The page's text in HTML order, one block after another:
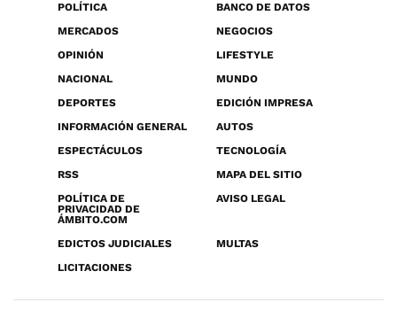
POLÍTICA
BANCO DE DATOS
MERCADOS
NEGOCIOS
OPINIÓN
LIFESTYLE
NACIONAL
MUNDO
DEPORTES
EDICIÓN IMPRESA
INFORMACIÓN GENERAL
AUTOS
ESPECTÁCULOS
TECNOLOGÍA
RSS
MAPA DEL SITIO
POLÍTICA DE
PRIVACIDAD DE
ÁMBITO.COM
AVISO LEGAL
EDICTOS JUDICIALES
MULTAS
LICITACIONES